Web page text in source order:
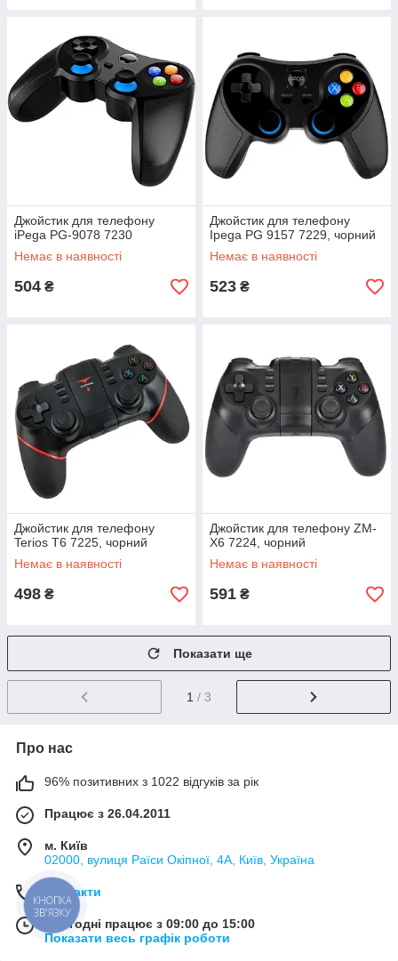
Джойстик для телефону
iPega PG-9078 7230
Немає в наявності
504 ₴
Джойстик для телефону
Ipega PG 9157 7229, чорний
Немає в наявності
523 ₴
Джойстик для телефону
Terios T6 7225, чорний
Немає в наявності
498 ₴
Джойстик для телефону ZM-
X6 7224, чорний
Немає в наявності
591 ₴
Показати ще
1 / 3
Про нас
96% позитивних з 1022 відгуків за рік
Працює з 26.04.2011
м. Київ
02000, вулиця Раїси Окіпної, 4А, Київ, Україна
Контакти
Сьогодні працює з 09:00 до 15:00
Показати весь графік роботи
КНОПКА
ЗВ'ЯЗКУ